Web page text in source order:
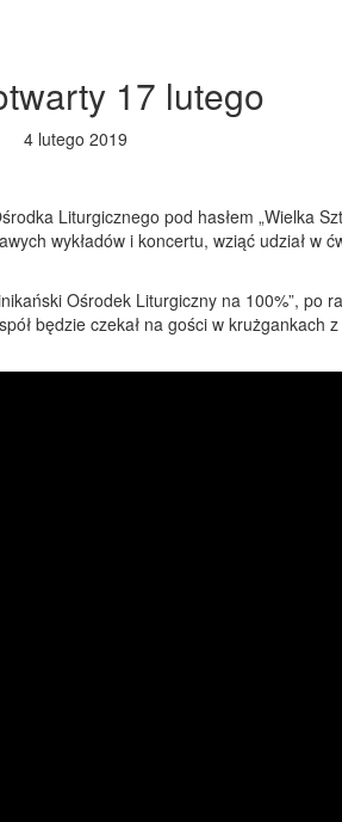
17 lutego
4 lutego 2019
Liturgicznego pod hasłem „Wielka
wykładów i koncertu, wziąć udział w
Ośrodek Liturgiczny na 100%”, po
będzie czekał na gości w krużgankach